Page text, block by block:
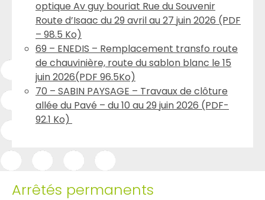
optique Av guy bouriat Rue du Souvenir
Route d’Isaac du 29 avril au 27 juin 2026 (PDF
– 98.5 Ko)
69 – ENEDIS – Remplacement transfo route
de chauvinière, route du sablon blanc le 15
juin 2026(PDF 96.5Ko)
70 – SABIN PAYSAGE – Travaux de clôture
allée du Pavé – du 10 au 29 juin 2026 (PDF-
92.1 Ko)
Arrêtés permanents